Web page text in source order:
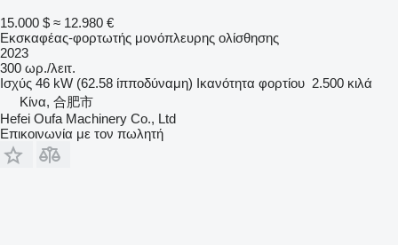
15.000 $ ≈ 12.980 €
Εκσκαφέας-φορτωτής μονόπλευρης ολίσθησης
2023
300 ωρ./λειτ.
Ισχύς 46 kW (62.58 ίπποδύναμη) Ικανότητα φορτίου 2.500 κιλά
Κίνα, 合肥市
Hefei Oufa Machinery Co., Ltd
Επικοινωνία με τον πωλητή